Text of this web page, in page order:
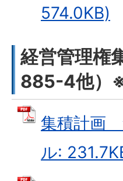
574.0KB)
経営管理権
885-4他）
集積計画
ル: